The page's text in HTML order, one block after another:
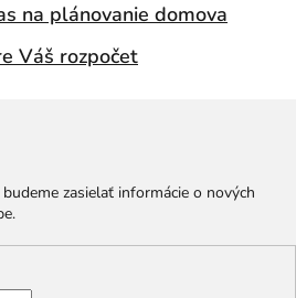
na plánovanie domova
Váš rozpočet
zasielať informácie o nových